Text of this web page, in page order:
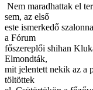
Nem maradhattak el
sem, az első
este ismerkedő
a Fórum
főszereplői shihan
Elmondták,
mit jelentett nekik az a
töltöttek